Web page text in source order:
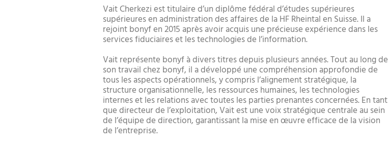
Vait Cherkezi est titulaire d’un diplôme fédéral d’études supérieures
supérieures en administration des affaires de la HF Rheintal en Suisse. Il a
rejoint bonyf en 2015 après avoir acquis une précieuse expérience dans les
services fiduciaires et les technologies de l’information.
Vait représente bonyf à divers titres depuis plusieurs années. Tout au long de
son travail chez bonyf, il a développé une compréhension approfondie de
tous les aspects opérationnels, y compris l’alignement stratégique, la
structure organisationnelle, les ressources humaines, les technologies
internes et les relations avec toutes les parties prenantes concernées. En tant
que directeur de l’exploitation, Vait est une voix stratégique centrale au sein
de l’équipe de direction, garantissant la mise en œuvre efficace de la vision
de l’entreprise.